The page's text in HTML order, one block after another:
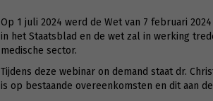
Op 1 juli 2024 werd de Wet van 7 februari
in het Staatsblad en de wet zal in werking
medische sector.
Tijdens deze webinar on demand staat dr.
is op bestaande overeenkomsten en dit aan